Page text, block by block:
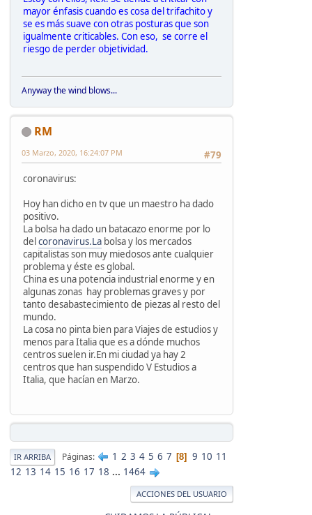
mayor énfasis cuando es cosa del trifachito y
se es más suave con otras posturas que son
igualmente criticables. Con eso, se corre el
riesgo de perder objetividad.
Anyway the wind blows...
RM
#79
03 Marzo, 2020, 16:24:07 PM
coronavirus:
Hoy han dicho en tv que un maestro ha dado
positivo.
La bolsa ha dado un batacazo enorme por lo
delcoronavirus.La bolsa y los mercados
capitalistas son muy miedosos ante cualquier
problema y éste es global.
China es una potencia industrial enorme y en
algunas zonas hay problemas graves y por
tanto desabastecimiento de piezas al resto del
mundo.
La cosa no pinta bien para Viajes de estudios y
menos para Italia que es a dónde muchos
centros suelen ir.En mi ciudad ya hay 2
centros que han suspendido V Estudios a
Italia, que hacían en Marzo.
IR ARRIBA Páginas 1 2 3 4 5 6 7 8 9 10 11
12 13 14 15 16 17 18 ... 1464
ACCIONES DEL USUARIO